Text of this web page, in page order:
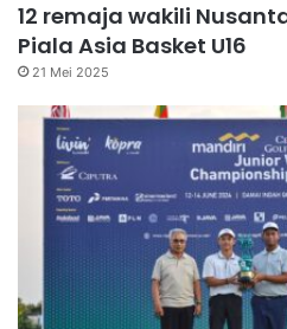
12 remaja wakili
Piala Asia Basket U16
21 Mei 2025